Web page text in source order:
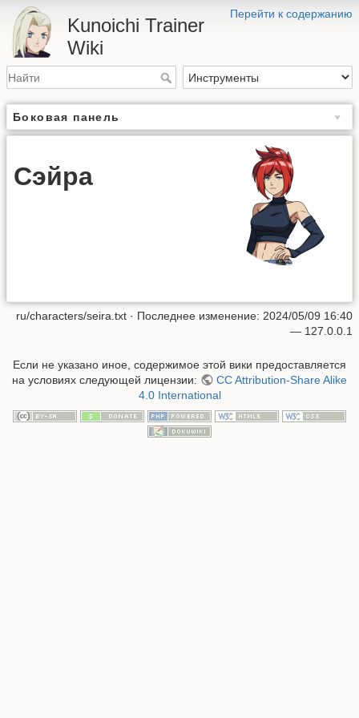
Перейти к содержанию
Kunoichi Trainer
Wiki
Боковая панель
Сэйра
ru/characters/seira.txt · Последнее изменение: 2024/05/09 16:40
— 127.0.0.1
Если не указано иное, содержимое этой вики предоставляется
на условиях следующей лицензии:
CC Attribution-Share Alike
4.0 International